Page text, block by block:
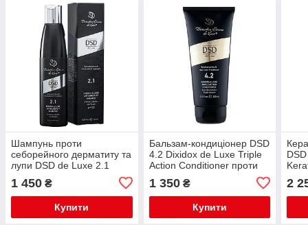
Шампунь проти
себорейного дерматиту та
лупи DSD de Luxe 2.1
Shampoo 200 ml
1 450 ₴
Купити
Бальзам-кондиціонер DSD
4.2 Dixidox de Luxe Triple
Action Conditioner проти
випадіння волосся 200 мл
1 350₴
Купити
2